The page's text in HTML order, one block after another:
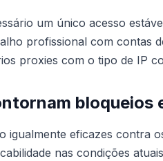
um único acesso
profissional com contas
proxies com o tipo de IP
bloqueios
igualmente eficazes contra
nas condições